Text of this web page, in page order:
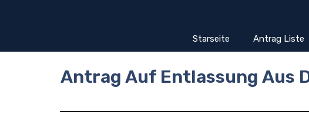
Starseite Antrag Liste
Antrag Auf Entlassung Aus